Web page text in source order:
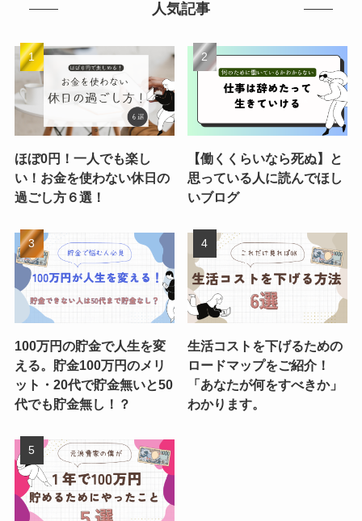
人気記事
ほぼ0円！一人でも楽し
い！お金を使わない休日の
過ごし方６選！
【働くくらいなら死ぬ】と
思っている人に読んでほし
いブログ
100万円の貯金で人生を変
える。貯金100万円のメリ
ット・20代で貯金無いと50
代でも貯金無し！？
生活コストを下げるための
ロードマップをご紹介！
「あなたが何をすべきか」
わかります。